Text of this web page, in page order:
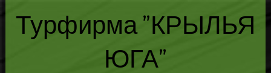
Турфирма "КРЫЛЬЯ
ЮГА"